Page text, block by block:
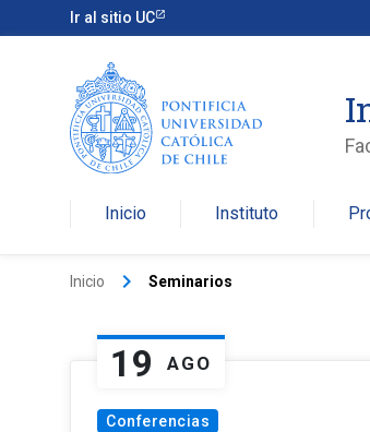
Ir al sitio UC
Inicio Instituto
Inicio keyboard_arrow_right Seminarios
19 AGO
Conferencias